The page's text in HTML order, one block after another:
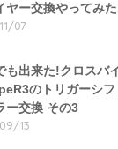
ヤー交換やってみた
07
も出来た!クロスバ
のトリガーシフ
ー交換 その3
13